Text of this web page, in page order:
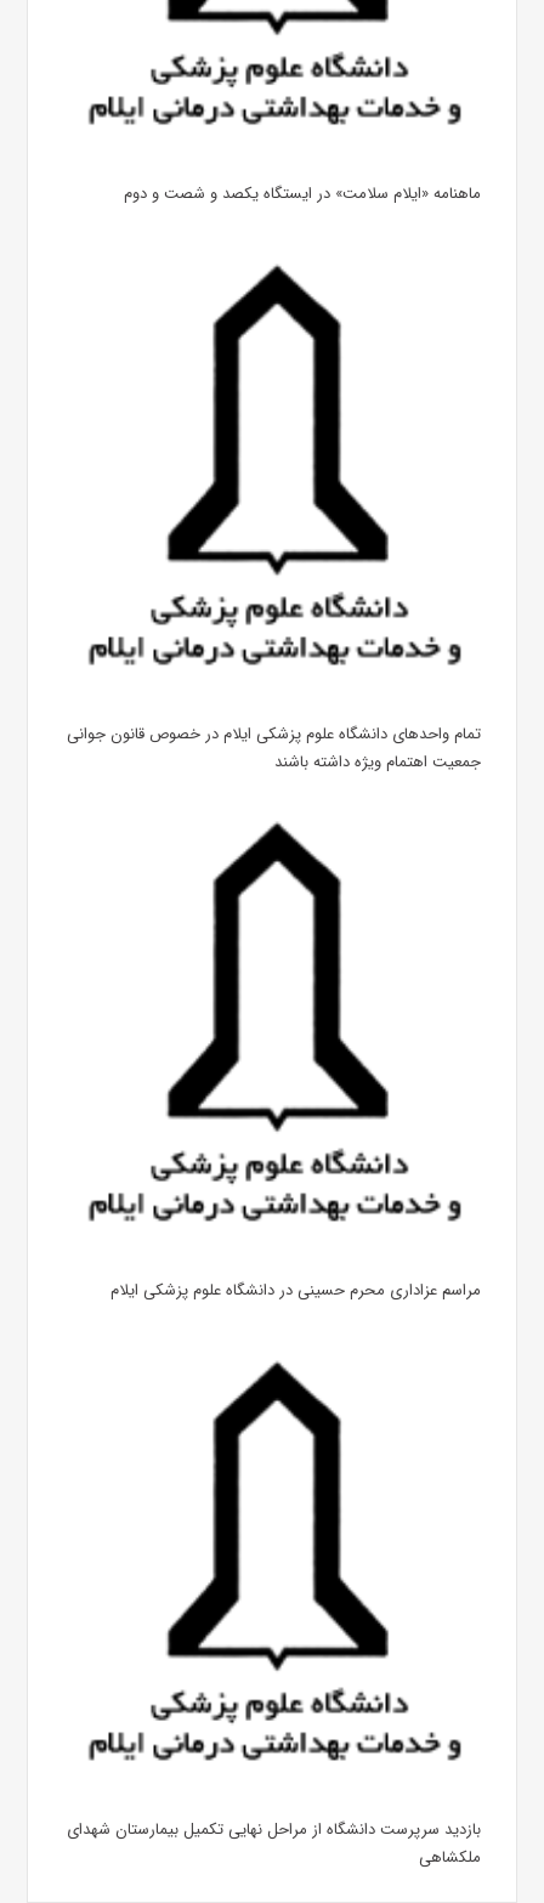
ماهنامه «ایلام سلامت» در ایستگاه یکصد و شصت و دوم
تمام واحدهای دانشگاه علوم پزشکی ایلام در خصوص قانون جوانی
جمعیت اهتمام ویژه داشته باشند
مراسم عزاداری محرم حسینی در دانشگاه علوم پزشکی ایلام
بازدید سرپرست دانشگاه از مراحل نهایی تکمیل بیمارستان شهدای
ملکشاهی